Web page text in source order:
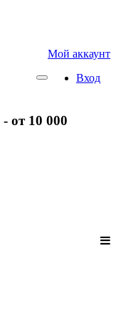
Мой аккаунт
Вход
- от 10 000